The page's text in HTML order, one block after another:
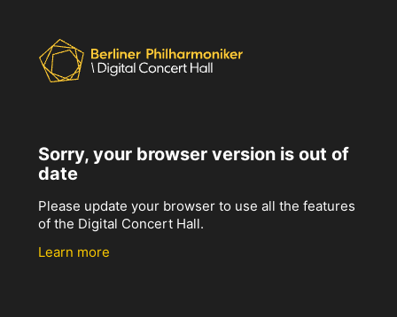
Sorry, your browser version is out of
date
Please update your browser to use all the features
of the Digital Concert Hall.
Learn more